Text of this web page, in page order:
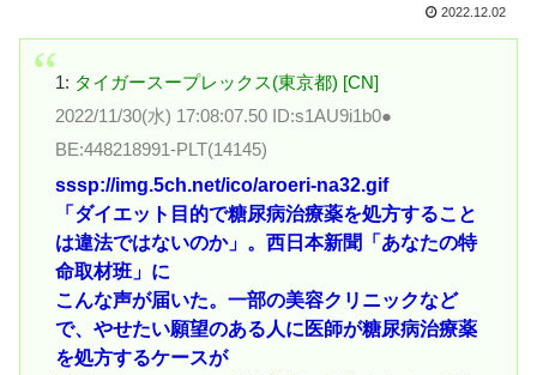
2022.12.02
1: タイガースープレックス(東京都) [CN]
2022/11/30(水) 17:08:07.50 ID:s1AU9i1b0●
BE:448218991-PLT(14145)
sssp://img.5ch.net/ico/aroeri-na32.gif
「ダイエット目的で糖尿病治療薬を処方すること
は違法ではないのか」。西日本新聞「あなたの特
命取材班」に
こんな声が届いた。一部の美容クリニックなど
で、やせたい願望のある人に医師が糖尿病治療薬
を処方するケースが